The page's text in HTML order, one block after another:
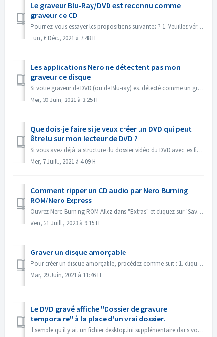
Le graveur Blu-Ray/DVD est reconnu comme
graveur de CD
Pourriez-vous essayer les propositions suivantes ? 1. Veuillez vérifier s'il existe un nouveau pilote pour votre graveur et un nouveau firmware. S'...
Lun, 6 Déc., 2021 à 7:48 H
Les applications Nero ne détectent pas mon
graveur de disque
Si votre graveur de DVD (ou de Blu-ray) est détecté comme un graveur de CD, veuillez consulter cet article : https://nerosupport.freshdesk.com/en/support/s...
Mer, 30 Juin, 2021 à 3:25 H
Que dois-je faire si je veux créer un DVD qui peut
être lu sur mon lecteur de DVD ?
Si vous avez déjà la structure du dossier vidéo du DVD avec les fichiers .VOB, .IFO/.BUP, vous pouvez utiliser Nero BurningROM pour graver le DVD. 1. Nouvea...
Mer, 7 Juill., 2021 à 4:09 H
Comment ripper un CD audio par Nero Burning
ROM/Nero Express
Ouvrez Nero Burning ROM Allez dans "Extras" et cliquez sur "Save Audio Tracks". Dans l'onglet "source", sélectionnez le...
Ven, 21 Juill., 2023 à 9:15 H
Graver un disque amorçable
Pour créer un disque amorçable, procédez comme suit : 1. cliquez sur le bouton Nouveau dans l'écran principal de Nero Burning ROM. ->La fenêtre Nouv...
Mar, 29 Juin, 2021 à 11:46 H
Le DVD gravé affiche "Dossier de gravure
temporaire" à la place d'un vrai dossier.
Il semble qu'il y ait un fichier desktop.ini supplémentaire dans vos fichiers sources. L'explorateur lit ce fichier et trouve que ce dossier particu...